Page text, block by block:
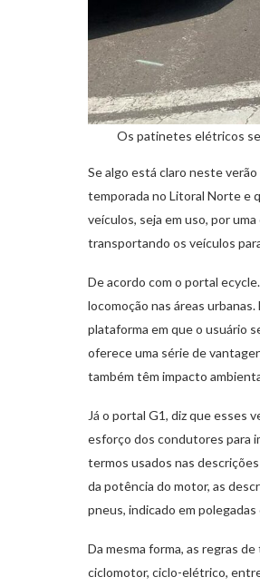
Os patinetes elétricos
Se algo está claro neste
temporada no Litoral Norte e
veículos, seja em uso, por
transportando os veículos
De acordo com o portal
locomoção nas áreas
plataforma em que o usuário
oferece uma série de
também têm impacto
Já o portal G1, diz que esses
esforço dos condutores para
termos usados nas
da potência do motor, as
pneus, indicado em polegadas
Da mesma forma, as regras
ciclomotor, ciclo-elétrico,